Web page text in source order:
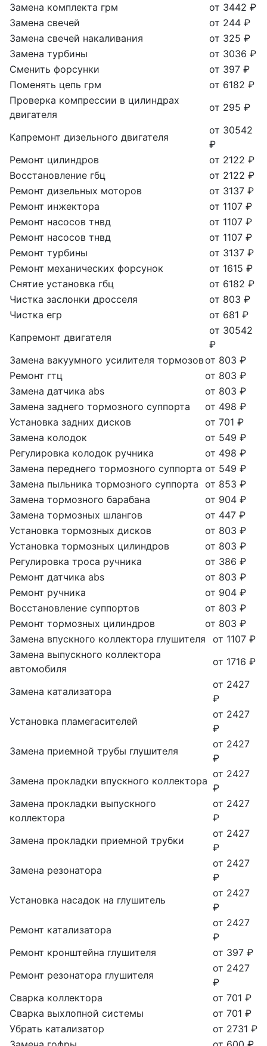
Замена комплекта грм
от 3442 ₽
Замена свечей
от 244 ₽
Замена свечей накаливания
от 325 ₽
Замена турбины
от 3036 ₽
Сменить форсунки
от 397 ₽
Поменять цепь грм
от 6182 ₽
Проверка компрессии в цилиндрах
двигателя
от 295 ₽
Капремонт дизельного двигателя
от 30542
₽
Ремонт цилиндров
от 2122 ₽
Восстановление гбц
от 2122 ₽
Ремонт дизельных моторов
от 3137 ₽
Ремонт инжектора
от 1107 ₽
Ремонт насосов тнвд
от 1107 ₽
Ремонт насосов тнвд
от 1107 ₽
Ремонт турбины
от 3137 ₽
Ремонт механических форсунок
от 1615 ₽
Снятие установка гбц
от 6182 ₽
Чистка заслонки дросселя
от 803 ₽
Чистка егр
от 681 ₽
Капремонт двигателя
от 30542
₽
Замена вакуумного усилителя тормозовот 803 ₽
Ремонт гтц
от 803 ₽
Замена датчика abs
от 803 ₽
Замена заднего тормозного суппорта
от 498 ₽
Установка задних дисков
от 701 ₽
Замена колодок
от 549 ₽
Регулировка колодок ручника
от 498 ₽
Замена переднего тормозного суппорта от 549 ₽
Замена пыльника тормозного суппорта от 853 ₽
Замена тормозного барабана
от 904 ₽
Замена тормозных шлангов
от 447 ₽
Установка тормозных дисков
от 803 ₽
Установка тормозных цилиндров
от 803 ₽
Регулировка троса ручника
от 386 ₽
Ремонт датчика abs
от 803 ₽
Ремонт ручника
от 904 ₽
Восстановление суппортов
от 803 ₽
Ремонт тормозных цилиндров
от 803 ₽
Замена впускного коллектора глушителя
от 1107 ₽
Замена выпускного коллектора
автомобиля
от 1716 ₽
Замена катализатора
от 2427
₽
Установка пламегасителей
от 2427
₽
Замена приемной трубы глушителя
от 2427
₽
Замена прокладки впускного коллектора
от 2427
₽
Замена прокладки выпускного
коллектора
от 2427
₽
Замена прокладки приемной трубки
от 2427
₽
Замена резонатора
от 2427
₽
Установка насадок на глушитель
от 2427
₽
Ремонт катализатора
от 2427
₽
Ремонт кронштейна глушителя
от 397 ₽
Ремонт резонатора глушителя
от 2427
₽
Сварка коллектора
от 701 ₽
Сварка выхлопной системы
от 701 ₽
Убрать катализатор
от 2731 ₽